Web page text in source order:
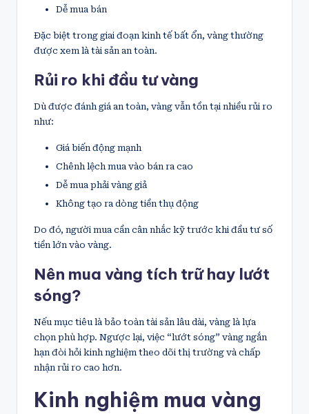
Dễ mua bán
Đặc biệt trong giai đoạn kinh tế bất ổn, vàng thường
được xem là tài sản an toàn.
Rủi ro khi đầu tư vàng
Dù được đánh giá an toàn, vàng vẫn tồn tại nhiều rủi ro
như:
Giá biến động mạnh
Chênh lệch mua vào bán ra cao
Dễ mua phải vàng giả
Không tạo ra dòng tiền thụ động
Do đó, người mua cần cân nhắc kỹ trước khi đầu tư số
tiền lớn vào vàng.
Nên mua vàng tích trữ hay lướt
sóng?
Nếu mục tiêu là bảo toàn tài sản lâu dài, vàng là lựa
chọn phù hợp. Ngược lại, việc “lướt sóng” vàng ngắn
hạn đòi hỏi kinh nghiệm theo dõi thị trường và chấp
nhận rủi ro cao hơn.
Kinh nghiệm mua vàng